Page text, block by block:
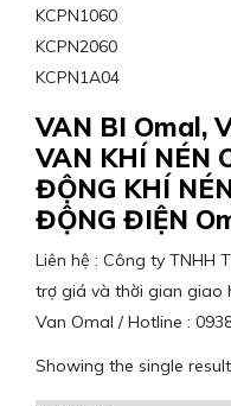
KCPN1060
KCPN2060
KCPN1A04
VAN BI Omal,
VAN KHÍ NÉN
ĐỘNG KHÍ
ĐỘNG ĐIỆN
Liên hệ : Công ty TNHH
trợ giá và thời gian giao
Van Omal / Hotline :
Showing the single result